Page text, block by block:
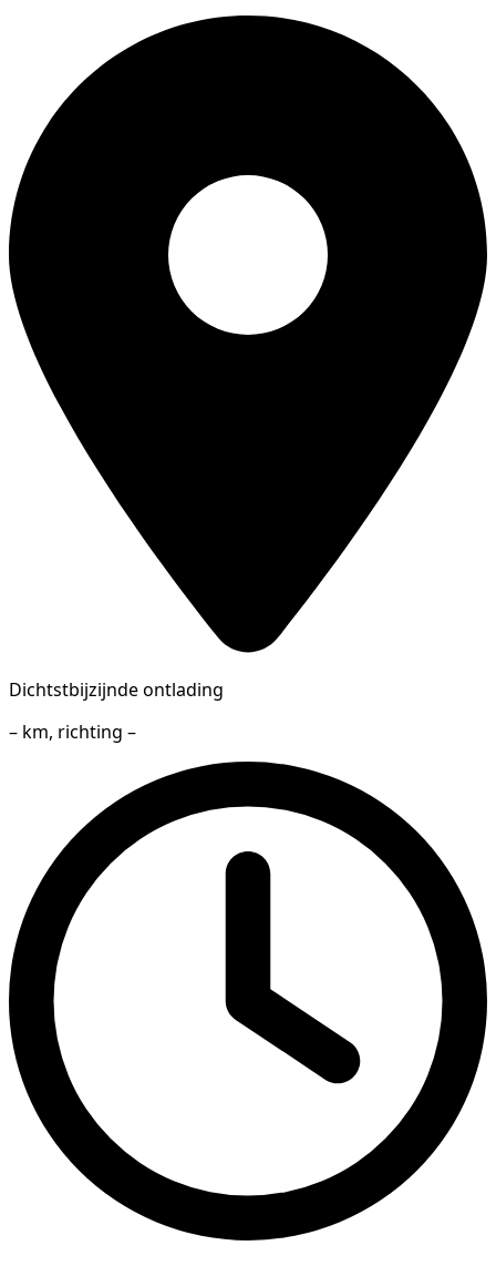
Dichtstbijzijnde ontlading
– km, richting –